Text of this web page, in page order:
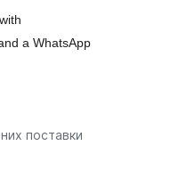
a WhatsApp
поставки